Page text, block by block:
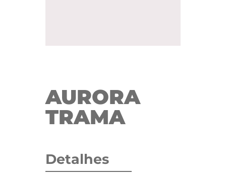
AURORA
TRAMA
Detalhes